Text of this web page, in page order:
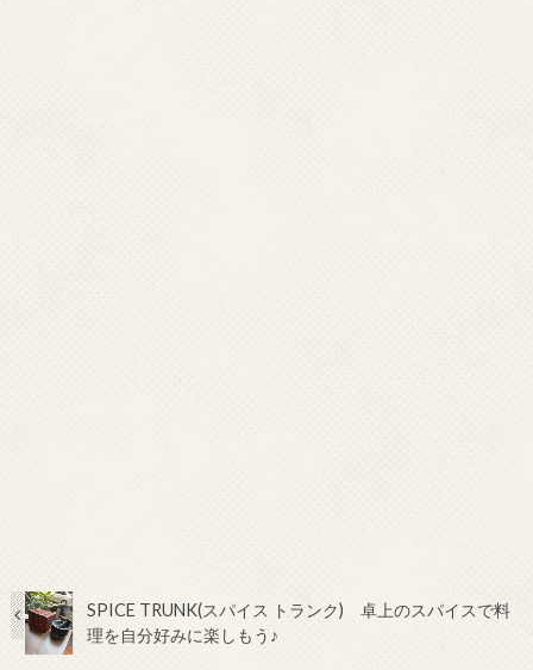
SPICE TRUNK(スパイス トランク) 卓上のスパイスで料
理を自分好みに楽しもう♪